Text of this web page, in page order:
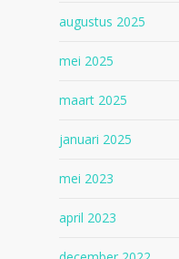
augustus 2025
mei 2025
maart 2025
januari 2025
mei 2023
april 2023